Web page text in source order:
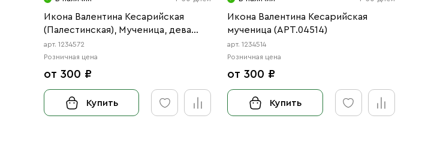
Икона Валентина Кесарийская
(Палестинская), Мученица, дева
(АРТ.04572)
арт. 1234572
Розничная цена
от 300 ₽
Купить
Икона Валентина Кесарийская
мученица (АРТ.04514)
арт. 1234514
Розничная цена
от 300 ₽
Купить